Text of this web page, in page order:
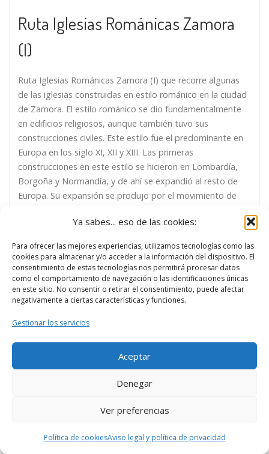
Ya sabes... eso de las cookies:
Para ofrecer las mejores experiencias, utilizamos tecnologías como las
cookies para almacenar y/o acceder a la información del dispositivo. El
consentimiento de estas tecnologías nos permitirá procesar datos
como el comportamiento de navegación o las identificaciones únicas
en este sitio. No consentir o retirar el consentimiento, puede afectar
negativamente a ciertas características y funciones.
Gestionar los servicios
Aceptar
Denegar
Ver preferencias
Política de cookiesAviso legal y política de privacidad
Ruta Iglesias Románicas Zamora
(I)
Ruta Iglesias Románicas Zamora (I) que recorre algunas
de las iglesias construidas en estilo románico en la ciudad
de Zamora. El estilo románico se dio fundamentalmente
en edificios religiosos, aunque también tuvo sus
construcciones civiles. Este estilo fue el predominante en
Europa en los siglo XI, XII y XIII. Las primeras
construcciones en este estilo se hicieron en Lombardía,
Borgoña y Normandía, y de ahí se expandió al resto de
Europa. Su expansión se produjo por el movimiento de
En España se introdujo por el Camino de Santiago. En la